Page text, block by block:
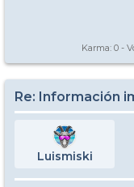
Karma: 0 -
Re: Información
Luismiski